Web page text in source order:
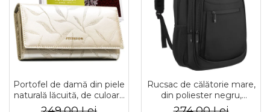
Portofel de damă din piele
naturală lăcuită, de culoare
bej, cu închidere cu capsă -
Rucsac de călătorie mare,
din poliester negru,
perfect pentru bagajul de